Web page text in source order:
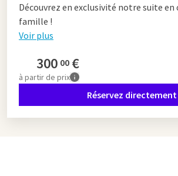
Découvrez en exclusivité notre suite en
famille !
Voir plus
300 00 €
à partir de prix
Réservez directement